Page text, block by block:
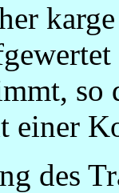
so
einer
des